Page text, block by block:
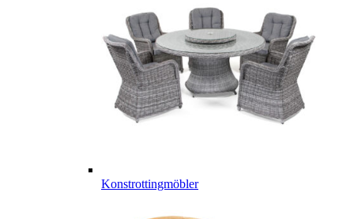
Konstrottingmöbler